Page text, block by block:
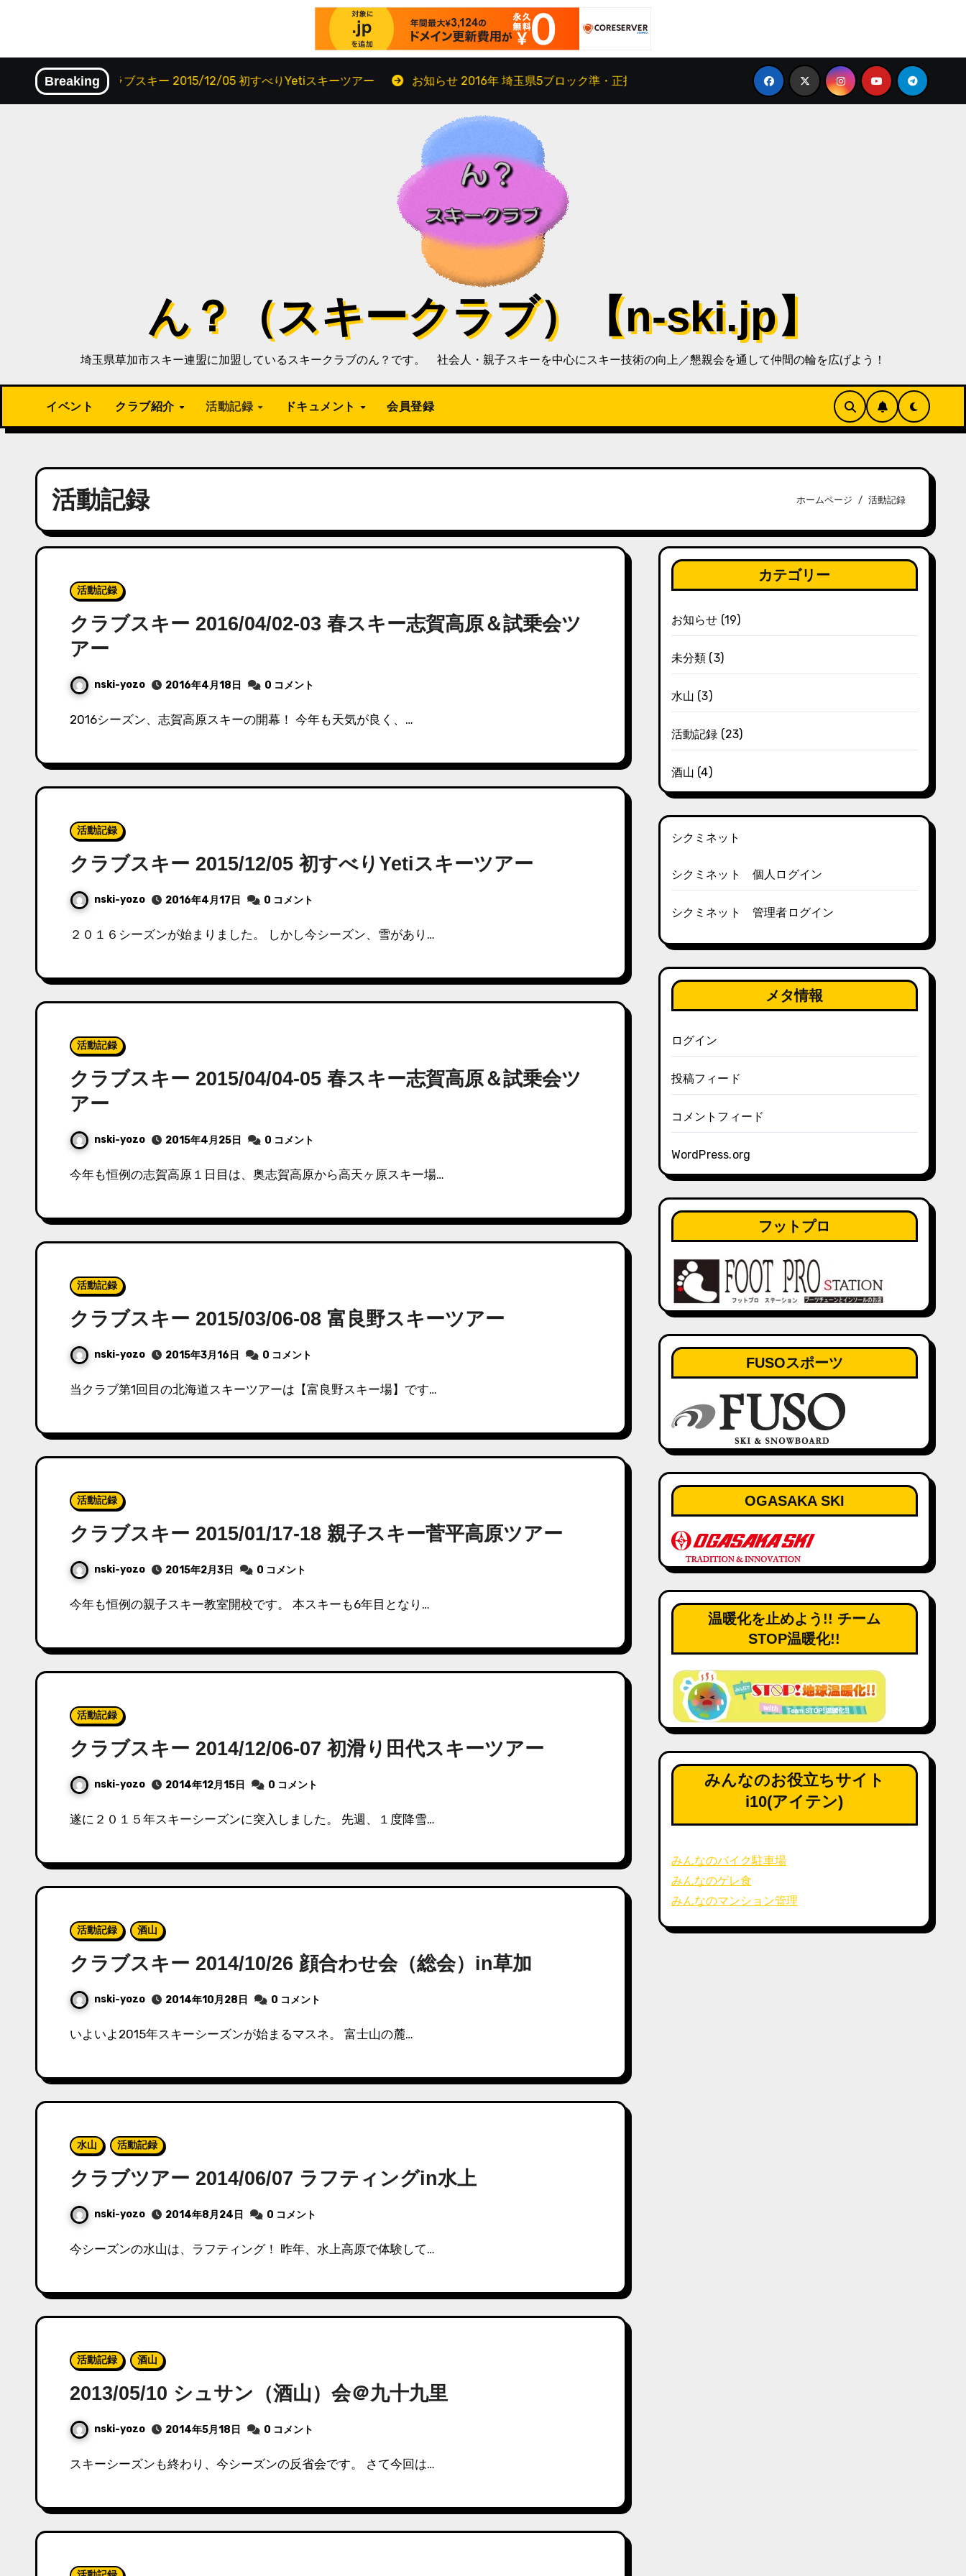
を
Breaking
クラブスキー 2015/12/05 初すべりYetiスキーツアー お知らせ 2016年 埼玉県5ブロック準・正指導員受験者 理論勉強会＆講習会（確定版） お知らせ 2015/6/11-
ん？（スキークラブ）【n-ski.jp】
埼玉県草加市スキー連盟に加盟しているスキークラブのん？です。 社会人・親子スキーを中心にスキー技術の向上／懇親会を通して仲間の輪を広げよう！
イベント クラブ紹介 活動記録 ドキュメント 会員登録
活動記録 ホームページ 活動記録
活動記録
クラブスキー 2016/04/02-03 春スキー志賀高原＆試乗会ツ
アー
nski-yozo 2016年4月18日 0 コメント
2016シーズン、志賀高原スキーの開幕！ 今年も天気が良く、…
活動記録
クラブスキー 2015/12/05 初すべりYetiスキーツアー
nski-yozo 2016年4月17日 0 コメント
２０１６シーズンが始まりました。 しかし今シーズン、雪があり…
活動記録
クラブスキー 2015/04/04-05 春スキー志賀高原＆試乗会ツ
アー
nski-yozo 2015年4月25日 0 コメント
今年も恒例の志賀高原１日目は、奥志賀高原から高天ヶ原スキー場…
活動記録
クラブスキー 2015/03/06-08 富良野スキーツアー
nski-yozo 2015年3月16日 0 コメント
当クラブ第1回目の北海道スキーツアーは【富良野スキー場】です…
活動記録
クラブスキー 2015/01/17-18 親子スキー菅平高原ツアー
nski-yozo 2015年2月3日 0 コメント
今年も恒例の親子スキー教室開校です。 本スキーも6年目となり…
活動記録
クラブスキー 2014/12/06-07 初滑り田代スキーツアー
nski-yozo 2014年12月15日 0 コメント
遂に２０１５年スキーシーズンに突入しました。 先週、１度降雪…
活動記録 酒山
クラブスキー 2014/10/26 顔合わせ会（総会）in草加
nski-yozo 2014年10月28日 0 コメント
いよいよ2015年スキーシーズンが始まるマスネ。 富士山の麓…
水山 活動記録
クラブツアー 2014/06/07 ラフティングin水上
nski-yozo 2014年8月24日 0 コメント
今シーズンの水山は、ラフティング！ 昨年、水上高原で体験して…
活動記録 酒山
2013/05/10 シュサン（酒山）会＠九十九里
nski-yozo 2014年5月18日 0 コメント
スキーシーズンも終わり、今シーズンの反省会です。 さて今回は…
カテゴリー
お知らせ (19)
未分類 (3)
水山 (3)
活動記録 (23)
酒山 (4)
シクミネット
シクミネット 個人ログイン
シクミネット 管理者ログイン
メタ情報
ログイン
投稿フィード
コメントフィード
WordPress.org
フットプロ
FUSOスポーツ
OGASAKA SKI
温暖化を止めよう!! チーム
STOP温暖化!!
みんなのお役立ちサイト
i10(アイテン)
みんなのバイク駐車場
みんなのゲレ食
みんなのマンション管理